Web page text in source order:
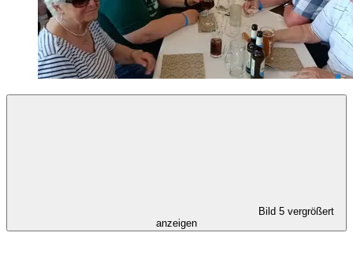
Bild 5 vergrößert
anzeigen